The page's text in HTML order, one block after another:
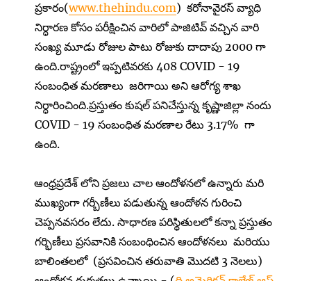
ప్రకారం(www.thehindu.com) కరోనావైరస్ వ్యాధి
నిర్ధారణ కోసం పరీక్షించిన వారిలో పాజిటివ్ వచ్చిన వారి
సంఖ్య మూడు రోజుల పాటు రోజుకు దాదాపు 2000 గా
ఉంది.రాష్ట్రంలో ఇప్పటివరకు 408 COVID - 19
సంబంధిత మరణాలు జరిగాయి అని ఆరోగ్య శాఖ
నిర్ధారించింది.ప్రస్తుతం కుషల్ పనిచేస్తున్న కృష్ణాజిల్లా నందు
COVID - 19 సంబంధిత మరణాల రేటు 3.17% గా
ఉంది.
ఆంధ్రప్రదేశ్ లోని ప్రజలు చాల ఆందోళనలో ఉన్నారు మరి
ముఖ్యంగా గర్బీణీలు పడుతున్న ఆందోళన గురించి
చెప్పనవసరం లేదు. సాధారణ పరిస్థితులలో కన్నా ప్రస్తుతం
గర్భిణీలు ప్రసవానికి సంబంధించిన ఆందోళనలు మరియు
బాలింతలలో (ప్రసవించిన తరువాతి మొదటి 3 నెలలు)